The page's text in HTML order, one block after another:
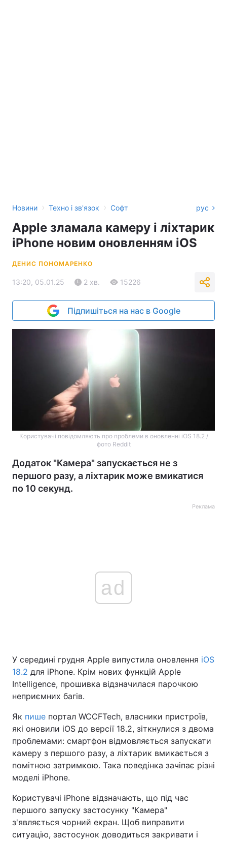
Новини › Техно і зв'язок › Софт рус
Apple зламала камеру і ліхтарик
iPhone новим оновленням iOS
ДЕНИС ПОНОМАРЕНКО
13:20, 05.01.25 2 хв. 15226
Підпишіться на нас в Google
Користувачі повідомляють про проблеми в оновленні iOS 18.2 /
фото Reddit
Додаток "Камера" запускається не з
першого разу, а ліхтарик може вмикатися
по 10 секунд.
Реклама
ad
У середині грудня Apple випустила оновлення iOS
18.2 для iPhone. Крім нових функцій Apple
Intelligence, прошивка відзначилася парочкою
неприємних багів.
Як пише портал WCCFTech, власники пристроїв,
які оновили iOS до версії 18.2, зіткнулися з двома
проблемами: смартфон відмовляється запускати
камеру з першого разу, а ліхтарик вмикається з
помітною затримкою. Така поведінка зачіпає різні
моделі iPhone.
Користувачі iPhone відзначають, що під час
першого запуску застосунку "Камера"
з'являється чорний екран. Щоб виправити
ситуацію, застосунок доводиться закривати і